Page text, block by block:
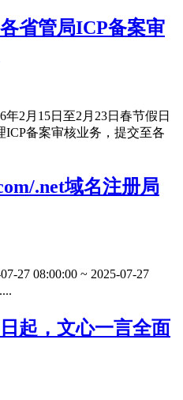
省管局ICP备案审
2月15日至2月23日春节假日
备案审核业务，提交至各
.net域名注册局
27 08:00:00 ~ 2025-07-27
起，文心一言全面